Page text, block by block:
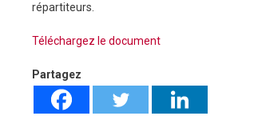
répartiteurs.
Téléchargez le document
Partagez